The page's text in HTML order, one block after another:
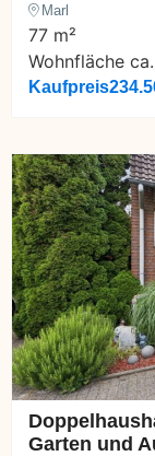
Marl
77 m²
Wohnfläche ca.
Kaufpreis
Garten und